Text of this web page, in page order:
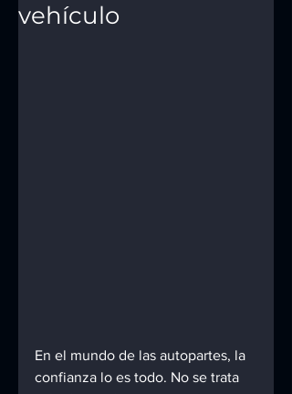
vehículo
En el mundo de las autopartes, la
confianza lo es todo. No se trata